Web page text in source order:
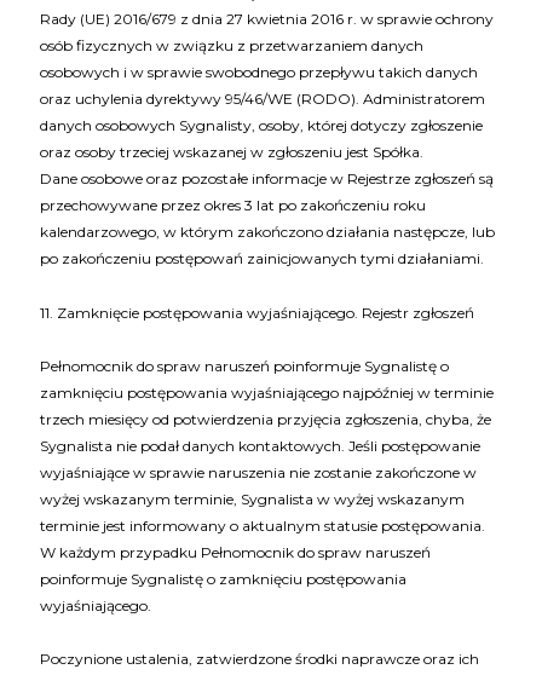
Rady (UE) 2016/679 z dnia 27 kwietnia 2016 r. w sprawie ochrony
osób fizycznych w związku z przetwarzaniem danych
osobowych i w sprawie swobodnego przepływu takich danych
oraz uchylenia dyrektywy 95/46/WE (RODO). Administratorem
danych osobowych Sygnalisty, osoby, której dotyczy zgłoszenie
oraz osoby trzeciej wskazanej w zgłoszeniu jest Spółka.
Dane osobowe oraz pozostałe informacje w Rejestrze zgłoszeń są
przechowywane przez okres 3 lat po zakończeniu roku
kalendarzowego, w którym zakończono działania następcze, lub
po zakończeniu postępowań zainicjowanych tymi działaniami.
11. Zamknięcie postępowania wyjaśniającego. Rejestr zgłoszeń
Pełnomocnik do spraw naruszeń poinformuje Sygnalistę o
zamknięciu postępowania wyjaśniającego najpóźniej w terminie
trzech miesięcy od potwierdzenia przyjęcia zgłoszenia, chyba, że
Sygnalista nie podał danych kontaktowych. Jeśli postępowanie
wyjaśniające w sprawie naruszenia nie zostanie zakończone w
wyżej wskazanym terminie, Sygnalista w wyżej wskazanym
terminie jest informowany o aktualnym statusie postępowania.
W każdym przypadku Pełnomocnik do spraw naruszeń
poinformuje Sygnalistę o zamknięciu postępowania
wyjaśniającego.
Poczynione ustalenia, zatwierdzone środki naprawcze oraz ich